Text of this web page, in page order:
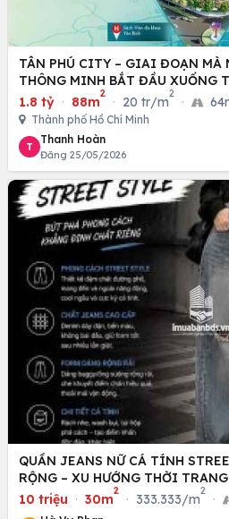
TÂN PHÚ CITY – GIAI ĐOẠN MÀ
THÔNG MINH BẮT ĐẦU XUỐNG
1.8 tỷ · 88m
2
· 20 tr/m
2
·
Thành phố Hồ Chí Minh
T
Thanh Hoàn
Đăng 25/05/2026
QUẦN JEANS NỮ CÁ TÍNH
RỘNG – XU HƯỚNG THỜI
HIỆN NAY
10 triệu · 30m
2
· 333.333/m
2
·